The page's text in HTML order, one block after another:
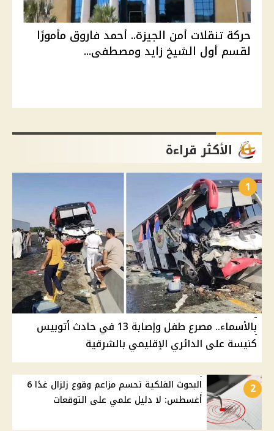
حركة تنقلات أمن الجيزة.. أحمد فاروق مأمورًا
لقسم أول الشيخ زايد ومصطفى...
الأكثر قراءة
1
بالأسماء.. مصرع طفل وإصابة 13 في حادث أتوبيس
كنيسة على الدائري الإقليمي بالشرقية
2
البحوث الفلكية تحسم مزاعم وقوع زلزال غدًا 6
أغسطس: لا دليل علمي على التوقعات